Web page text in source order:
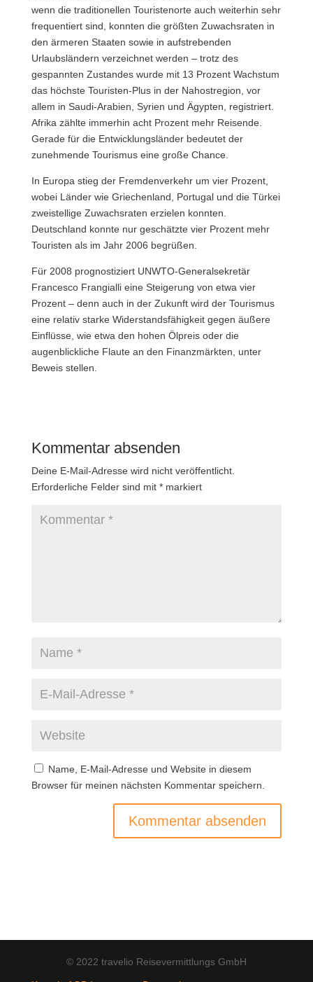
wenn die traditionellen Touristenorte auch weiterhin sehr
frequentiert sind, konnten die größten Zuwachsraten in
den ärmeren Staaten sowie in aufstrebenden
Urlaubsländern verzeichnet werden – trotz des
gespannten Zustandes wurde mit 13 Prozent Wachstum
das höchste Touristen-Plus in der Nahostregion, vor
allem in Saudi-Arabien, Syrien und Ägypten, registriert.
Afrika zählte immerhin acht Prozent mehr Reisende.
Gerade für die Entwicklungsländer bedeutet der
zunehmende Tourismus eine große Chance.
In Europa stieg der Fremdenverkehr um vier Prozent,
wobei Länder wie Griechenland, Portugal und die Türkei
zweistellige Zuwachsraten erzielen konnten.
Deutschland konnte nur geschätzte vier Prozent mehr
Touristen als im Jahr 2006 begrüßen.
Für 2008 prognostiziert UNWTO-Generalsekretär
Francesco Frangialli eine Steigerung von etwa vier
Prozent – denn auch in der Zukunft wird der Tourismus
eine relativ starke Widerstandsfähigkeit gegen äußere
Einflüsse, wie etwa den hohen Ölpreis oder die
augenblickliche Flaute an den Finanzmärkten, unter
Beweis stellen.
Kommentar absenden
Deine E-Mail-Adresse wird nicht veröffentlicht.
Erforderliche Felder sind mit *markiert
Name, E-Mail-Adresse und Website in diesem
Browser für meinen nächsten Kommentar speichern.
© 2022 travelio Reisevermittlungs GmbH